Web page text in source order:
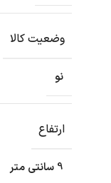
وضعیت کالا
نو
ارتفاع
9 سانتی متر